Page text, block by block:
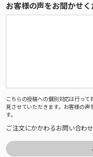
お客様の声をお聞かせく
こちらの投稿への個別対応は行っ
見させていただきます。お客様の声
す。
ご注文にかかわるお問い合わ